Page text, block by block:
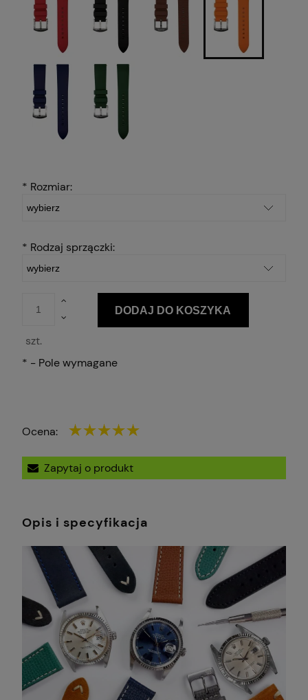
* Rozmiar:
* Rodzaj sprzączki:
szt.
DODAJ DO KOSZYKA
* - Pole wymagane
Ocena:
Zapytaj o produkt
Opis i specyfikacja